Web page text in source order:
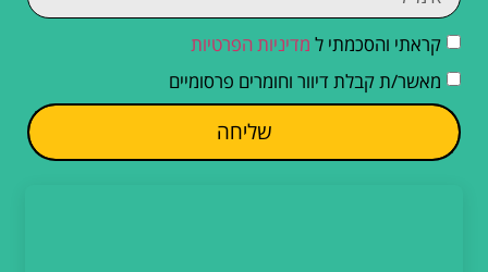
קראתי והסכמתי ל מדיניות הפרטיות
מאשר/ת קבלת דיוור וחומרים פרסומיים
שליחה